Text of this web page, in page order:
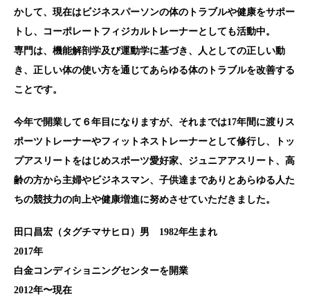
かして、現在はビジネスパーソンの体のトラブルや健康をサポー
トし、コーポレートフィジカルトレーナーとしても活動中。
専門は、機能解剖学及び運動学に基づき、人としての正しい動
き、正しい体の使い方を通じてあらゆる体のトラブルを改善する
ことです。
今年で開業して６年目になりますが、それまでは17年間に渡りス
ポーツトレーナーやフィットネストレーナーとして修行し、トッ
プアスリートをはじめスポーツ愛好家、ジュニアアスリート、高
齢の方から主婦やビジネスマン、子供達までありとあらゆる人た
ちの競技力の向上や健康増進に努めさせていただきました。
田口昌宏（タグチマサヒロ）男 1982年生まれ
2017年
白金コンディショニングセンターを開業
2012年〜現在